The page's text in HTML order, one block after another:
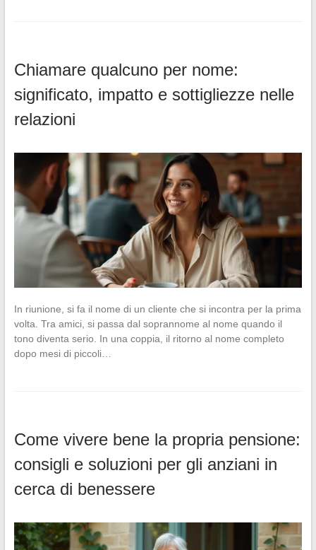
Chiamare qualcuno per nome:
significato, impatto e sottigliezze nelle
relazioni
In riunione, si fa il nome di un cliente che si incontra per la prima
volta. Tra amici, si passa dal soprannome al nome quando il
tono diventa serio. In una coppia, il ritorno al nome completo
dopo mesi di piccoli…
Come vivere bene la propria pensione:
consigli e soluzioni per gli anziani in
cerca di benessere